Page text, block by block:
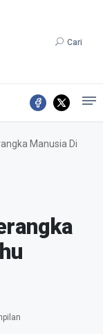
Cari
Manusia Di